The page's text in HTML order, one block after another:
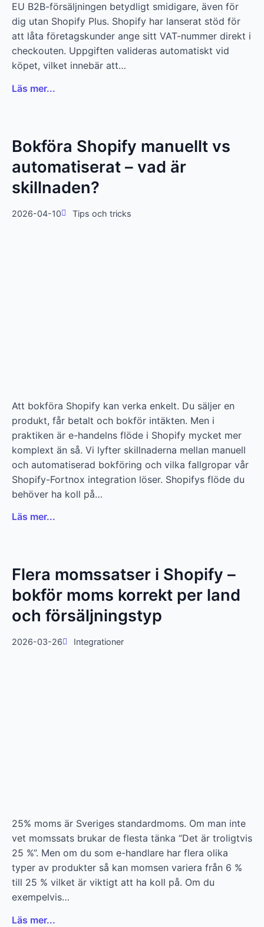
EU B2B-försäljningen betydligt smidigare, även för
dig utan Shopify Plus. Shopify har lanserat stöd för
att låta företagskunder ange sitt VAT-nummer direkt i
checkouten. Uppgiften valideras automatiskt vid
köpet, vilket innebär att…
Läs mer...
Bokföra Shopify manuellt vs
automatiserat – vad är
skillnaden?
2026-04-10 Tips och tricks
Att bokföra Shopify kan verka enkelt. Du säljer en
produkt, får betalt och bokför intäkten. Men i
praktiken är e-handelns flöde i Shopify mycket mer
komplext än så. Vi lyfter skillnaderna mellan manuell
och automatiserad bokföring och vilka fallgropar vår
Shopify-Fortnox integration löser. Shopifys flöde du
behöver ha koll på…
Läs mer...
Flera momssatser i Shopify –
bokför moms korrekt per land
och försäljningstyp
2026-03-26 Integrationer
25% moms är Sveriges standardmoms. Om man inte
vet momssats brukar de flesta tänka “Det är troligtvis
25 %”. Men om du som e-handlare har flera olika
typer av produkter så kan momsen variera från 6 %
till 25 % vilket är viktigt att ha koll på. Om du
exempelvis…
Läs mer...